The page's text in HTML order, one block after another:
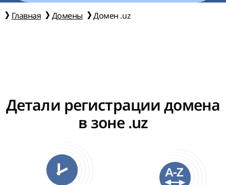
Главная Домены Домен .uz
Детали регистрации домена
в зоне .uz